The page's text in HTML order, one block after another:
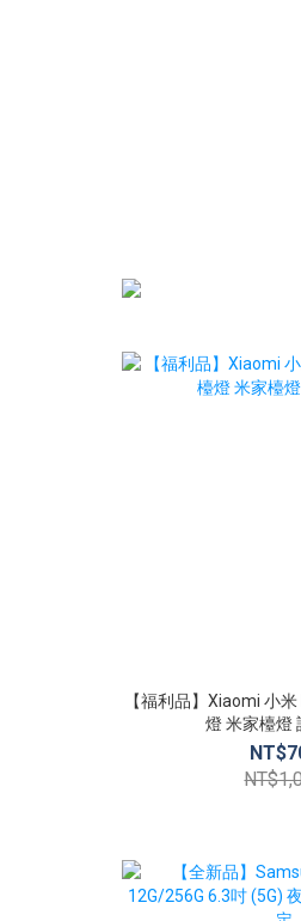
【福利品】Xiaomi 小
燈 米家檯燈